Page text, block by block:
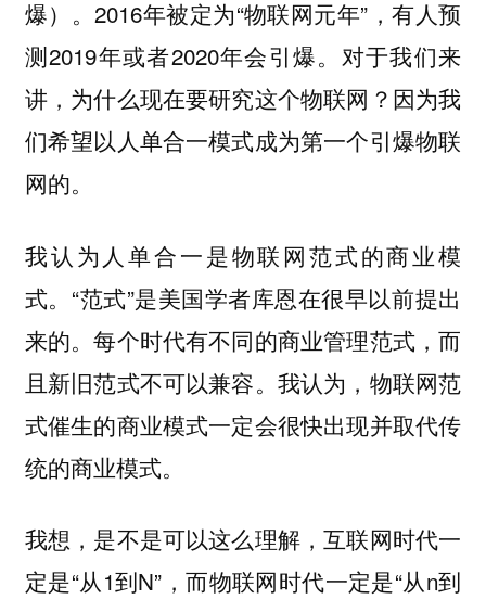
爆）。2016年被定为“物联网元年”，有人预
测2019年或者2020年会引爆。对于我们来
讲，为什么现在要研究这个物联网？因为我
们希望以人单合一模式成为第一个引爆物联
网的。
我认为人单合一是物联网范式的商业模
式。“范式”是美国学者库恩在很早以前提出
来的。每个时代有不同的商业管理范式，而
且新旧范式不可以兼容。我认为，物联网范
式催生的商业模式一定会很快出现并取代传
统的商业模式。
我想，是不是可以这么理解，互联网时代一
定是“从1到N”，而物联网时代一定是“从n到